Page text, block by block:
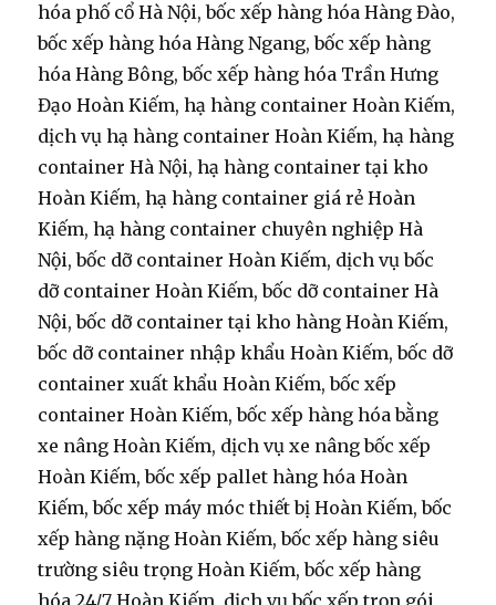
hóa phố cổ Hà Nội, bốc xếp hàng hóa Hàng Đào,
bốc xếp hàng hóa Hàng Ngang, bốc xếp hàng
hóa Hàng Bông, bốc xếp hàng hóa Trần Hưng
Đạo Hoàn Kiếm, hạ hàng container Hoàn Kiếm,
dịch vụ hạ hàng container Hoàn Kiếm, hạ hàng
container Hà Nội, hạ hàng container tại kho
Hoàn Kiếm, hạ hàng container giá rẻ Hoàn
Kiếm, hạ hàng container chuyên nghiệp Hà
Nội, bốc dỡ container Hoàn Kiếm, dịch vụ bốc
dỡ container Hoàn Kiếm, bốc dỡ container Hà
Nội, bốc dỡ container tại kho hàng Hoàn Kiếm,
bốc dỡ container nhập khẩu Hoàn Kiếm, bốc dỡ
container xuất khẩu Hoàn Kiếm, bốc xếp
container Hoàn Kiếm, bốc xếp hàng hóa bằng
xe nâng Hoàn Kiếm, dịch vụ xe nâng bốc xếp
Hoàn Kiếm, bốc xếp pallet hàng hóa Hoàn
Kiếm, bốc xếp máy móc thiết bị Hoàn Kiếm, bốc
xếp hàng nặng Hoàn Kiếm, bốc xếp hàng siêu
trường siêu trọng Hoàn Kiếm, bốc xếp hàng